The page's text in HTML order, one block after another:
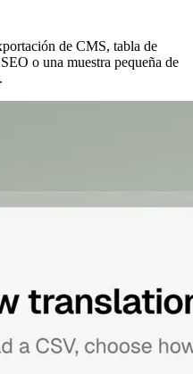
de CMS, tabla de
o una muestra pequeña de